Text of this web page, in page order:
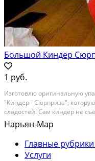
Большой Киндер
1 руб.
Изготовлю оригинальную
"Киндер - Сюрприза",
сладостей! Сам киндер не
индивидуально, полностью
высоты яйца. Так же можно
Нарьян-Мар
Главные
Услуги